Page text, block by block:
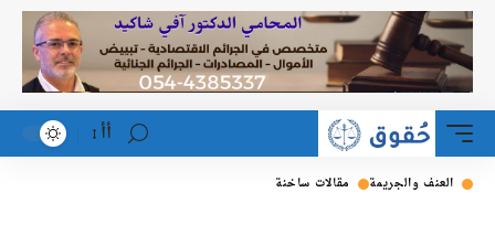
أأ
العنف والجريمة مقالات ساخنة